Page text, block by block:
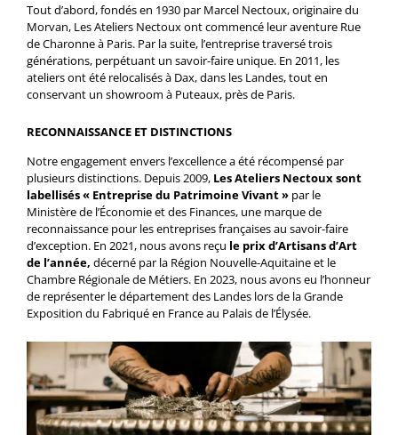
Tout d’abord, fondés en 1930 par Marcel Nectoux, originaire du
Morvan, Les Ateliers Nectoux ont commencé leur aventure Rue
de Charonne à Paris. Par la suite, l’entreprise traversé trois
générations, perpétuant un savoir-faire unique. En 2011, les
ateliers ont été relocalisés à Dax, dans les Landes, tout en
conservant un showroom à Puteaux, près de Paris.
RECONNAISSANCE ET DISTINCTIONS
Notre engagement envers l’excellence a été récompensé par
plusieurs distinctions. Depuis 2009, Les Ateliers Nectoux sont
labellisés « Entreprise du Patrimoine Vivant » par le
Ministère de l’Économie et des Finances, une marque de
reconnaissance pour les entreprises françaises au savoir-faire
d’exception. En 2021, nous avons reçu le prix d’Artisans d’Art
de l’année, décerné par la Région Nouvelle-Aquitaine et le
Chambre Régionale de Métiers. En 2023, nous avons eu l’honneur
de représenter le département des Landes lors de la Grande
Exposition du Fabriqué en France au Palais de l’Élysée.